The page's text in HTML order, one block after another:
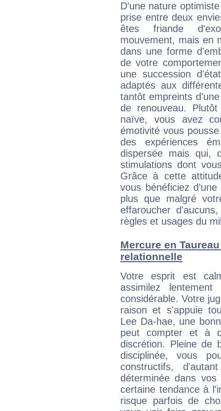
D'une nature
prise entre deux
êtes friande
mouvement, mais en
dans une forme
de votre
une succession
adaptés aux
tantôt empreints
de renouveau.
naïve, vous avez
émotivité vous
des expériences
dispersée mais qui,
stimulations dont
Grâce à cette
vous bénéficiez
plus que malgré
effaroucher
règles et usages du
Mercure en
relationnelle
Votre esprit est
assimilez
considérable. Votre
raison et s'appuie
Lee Da-hae, une
peut compter et à
discrétion. Pleine de
disciplinée, vous
constructifs,
déterminée dans
certaine tendance à
risque parfois de